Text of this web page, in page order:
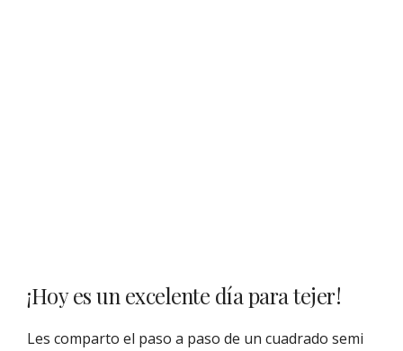
¡Hoy es un excelente día para tejer!
Les comparto el paso a paso de un cuadrado semi